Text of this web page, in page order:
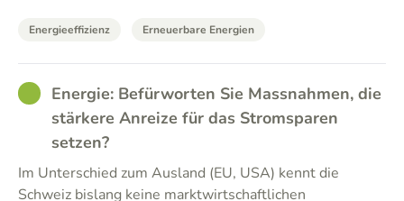
Energieeffizienz Erneuerbare Energien
GOODEnergie: Befürworten Sie Massnahmen, die
stärkere Anreize für das Stromsparen
setzen?
Im Unterschied zum Ausland (EU, USA) kennt die
Schweiz bislang keine marktwirtschaftlichen